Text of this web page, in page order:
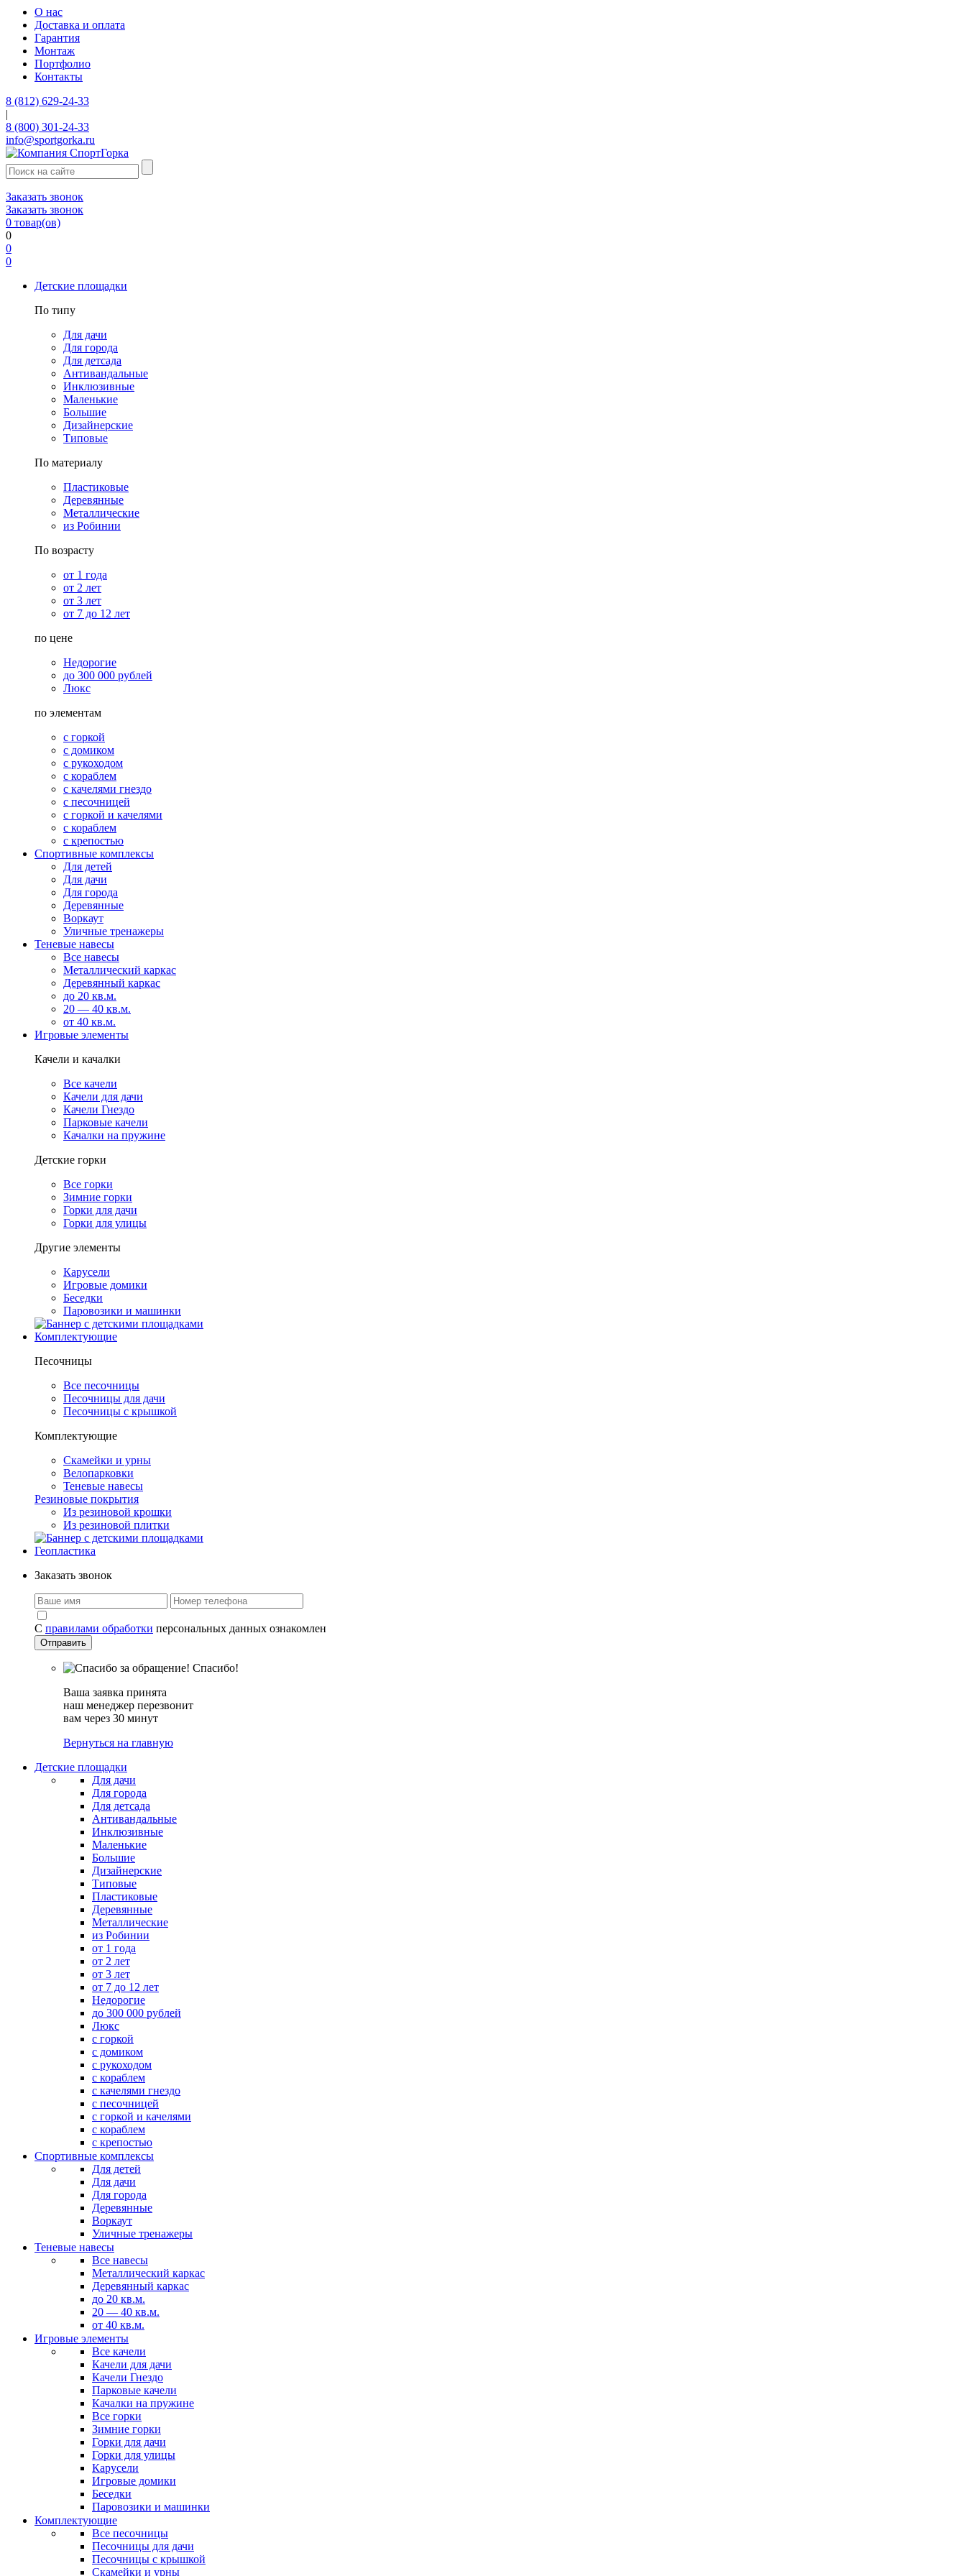
О нас
Доставка и оплата
Гарантия
Монтаж
Портфолио
Контакты
8 (812) 629-24-33
|
8 (800) 301-24-33
info@sportgorka.ru
Заказать звонок
Заказать звонок
0 товар(ов)
0
0
0
Детские площадки
По типу
Для дачи
Для города
Для детсада
Антивандальные
Инклюзивные
Маленькие
Большие
Дизайнерские
Типовые
По материалу
Пластиковые
Деревянные
Металлические
из Робинии
По возрасту
от 1 года
от 2 лет
от 3 лет
от 7 до 12 лет
по цене
Недорогие
до 300 000 рублей
Люкс
по элементам
с горкой
с домиком
с рукоходом
с кораблем
с качелями гнездо
с песочницей
с горкой и качелями
с кораблем
с крепостью
Спортивные комплексы
Для детей
Для дачи
Для города
Деревянные
Воркаут
Уличные тренажеры
Теневые навесы
Все навесы
Металлический каркас
Деревянный каркас
до 20 кв.м.
20 — 40 кв.м.
от 40 кв.м.
Игровые элементы
Качели и качалки
Все качели
Качели для дачи
Качели Гнездо
Парковые качели
Качалки на пружине
Детские горки
Все горки
Зимние горки
Горки для дачи
Горки для улицы
Другие элементы
Карусели
Игровые домики
Беседки
Паровозики и машинки
Комплектующие
Песочницы
Все песочницы
Песочницы для дачи
Песочницы с крышкой
Комплектующие
Скамейки и урны
Велопарковки
Теневые навесы
Резиновые покрытия
Из резиновой крошки
Из резиновой плитки
Геопластика
Заказать звонок
С правилами обработки персональных данных ознакомлен
Спасибо!
Ваша заявка принята
наш менеджер перезвонит
вам через 30 минут
Вернуться на главную
Детские площадки
Для дачи
Для города
Для детсада
Антивандальные
Инклюзивные
Маленькие
Большие
Дизайнерские
Типовые
Пластиковые
Деревянные
Металлические
из Робинии
от 1 года
от 2 лет
от 3 лет
от 7 до 12 лет
Недорогие
до 300 000 рублей
Люкс
с горкой
с домиком
с рукоходом
с кораблем
с качелями гнездо
с песочницей
с горкой и качелями
с кораблем
с крепостью
Спортивные комплексы
Для детей
Для дачи
Для города
Деревянные
Воркаут
Уличные тренажеры
Теневые навесы
Все навесы
Металлический каркас
Деревянный каркас
до 20 кв.м.
20 — 40 кв.м.
от 40 кв.м.
Игровые элементы
Все качели
Качели для дачи
Качели Гнездо
Парковые качели
Качалки на пружине
Все горки
Зимние горки
Горки для дачи
Горки для улицы
Карусели
Игровые домики
Беседки
Паровозики и машинки
Комплектующие
Все песочницы
Песочницы для дачи
Песочницы с крышкой
Скамейки и урны